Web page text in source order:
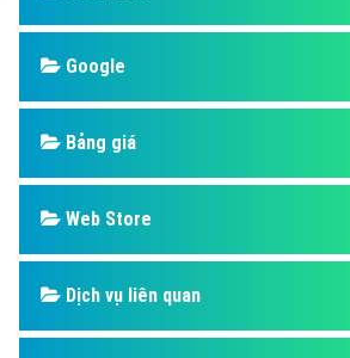
Định nghĩa
Nghĩa là gì
Phần mềm ứng dụng hay
Google
Bảng giá
Web Store
Dịch vụ liên quan